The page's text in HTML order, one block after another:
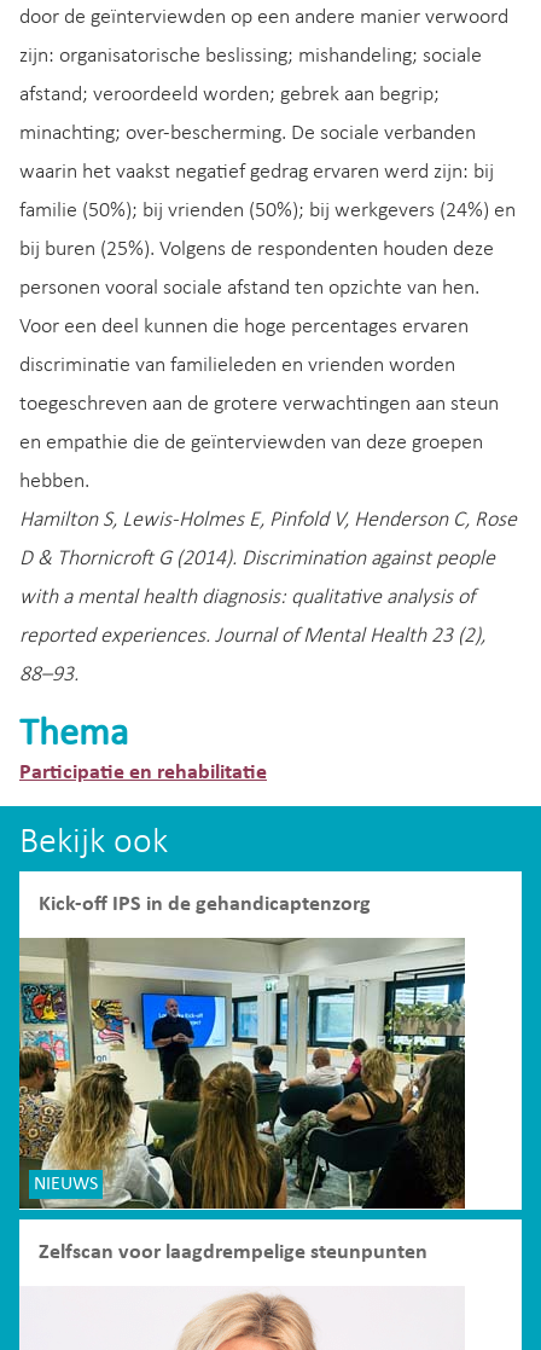
door de geïnterviewden op een andere manier verwoord
zijn: organisatorische beslissing; mishandeling; sociale
afstand; veroordeeld worden; gebrek aan begrip;
minachting; over-bescherming. De sociale verbanden
waarin het vaakst negatief gedrag ervaren werd zijn: bij
familie (50%); bij vrienden (50%); bij werkgevers (24%) en
bij buren (25%). Volgens de respondenten houden deze
personen vooral sociale afstand ten opzichte van hen.
Voor een deel kunnen die hoge percentages ervaren
discriminatie van familieleden en vrienden worden
toegeschreven aan de grotere verwachtingen aan steun
en empathie die de geïnterviewden van deze groepen
hebben.
Hamilton S, Lewis-Holmes E, Pinfold V, Henderson C, Rose
D & Thornicroft G (2014). Discrimination against people
with a mental health diagnosis: qualitative analysis of
reported experiences. Journal of Mental Health 23 (2),
88–93.
Thema
Participatie en rehabilitatie
Bekijk ook
Kick-off IPS in de gehandicaptenzorg
NIEUWS
Zelfscan voor laagdrempelige steunpunten